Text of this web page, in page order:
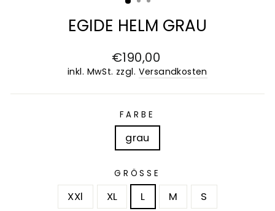
EGIDE HELM GRAU
Normaler
Preis
€190,00
inkl. MwSt. zzgl. Versandkosten
FARBE
grau
GRÖSSE
XXl XL L M S